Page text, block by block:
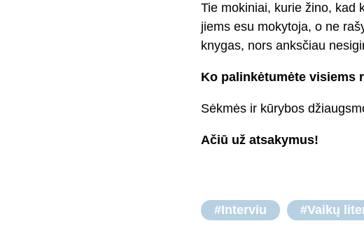
Tie mokiniai, kurie žino, kad
jiems esu mokytoja, o ne
knygas, nors anksčiau
Ko palinkėtumėte visiems
Sėkmės ir kūrybos
Ačiū už atsakymus!
#Interviu #Vaikų